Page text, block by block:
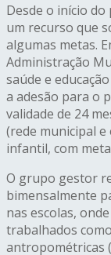
Desde o início
um recurso que
algumas metas.
Administração
saúde e
a adesão para o
validade de 24
(rede municipal e
infantil, com
O grupo gestor
bimensalmente
nas escolas,
trabalhados
antropométricas